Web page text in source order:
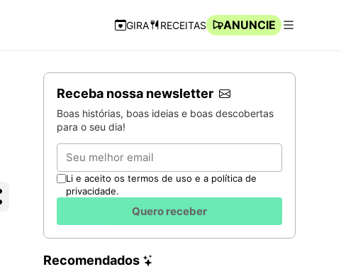
Navegação Rápida
GIRA RECEITAS
ANUNCIE
Receba nossa newsletter
Boas histórias, boas ideias e boas descobertas
para o seu dia!
Email
Li e aceito os termos de uso e a política de
privacidade.
Quero receber
Recomendados